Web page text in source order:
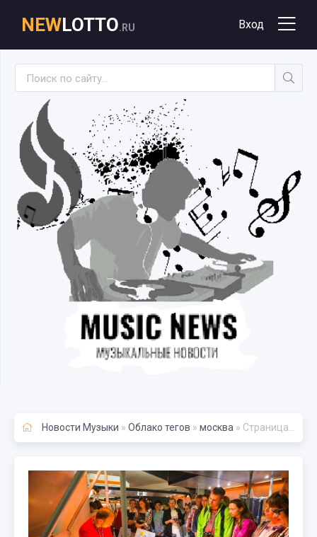
NEWLOTTO.RU Вход
Новости Музыки » Облако тегов » москва » Страница 193